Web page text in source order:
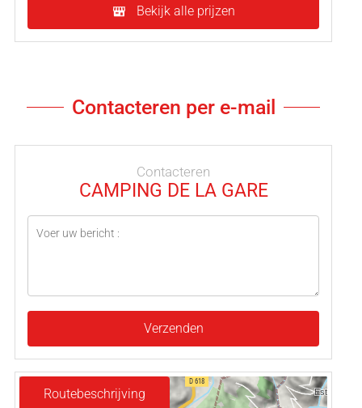
Bekijk alle prijzen
Contacteren per e-mail
Contacteren
CAMPING DE LA GARE
Verzenden
Routebeschrijving